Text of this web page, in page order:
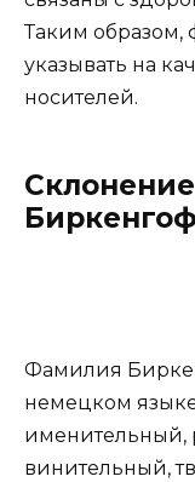
Таким
указывать на
носителей.
Биркенгоф
Фамилия
немецком
именительный,
винительный,